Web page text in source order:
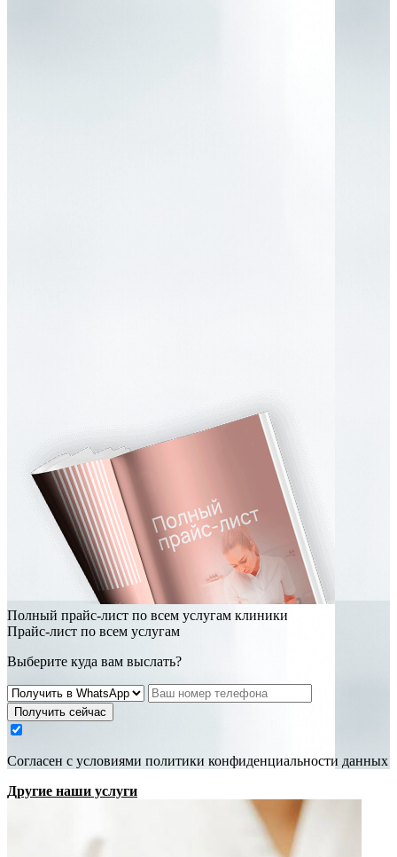
Полный прайс-лист по всем услугам клиники
Прайс-лист по всем услугам
Выберите куда вам выслать?
Получить сейчас
Cогласен с условиями политики конфиденциальности данных
Другие наши услуги